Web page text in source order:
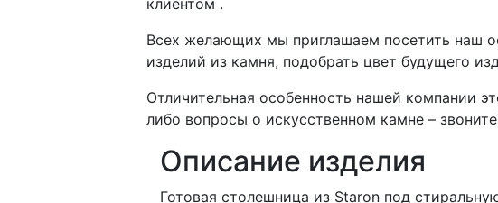
клиентом .
Всех желающих мы приглашаем посетить наш
изделий из камня, подобрать цвет будущего
Отличительная особенность нашей компании
либо вопросы о искусственном камне –
Описание изделия
Готовая столешница из Staron под